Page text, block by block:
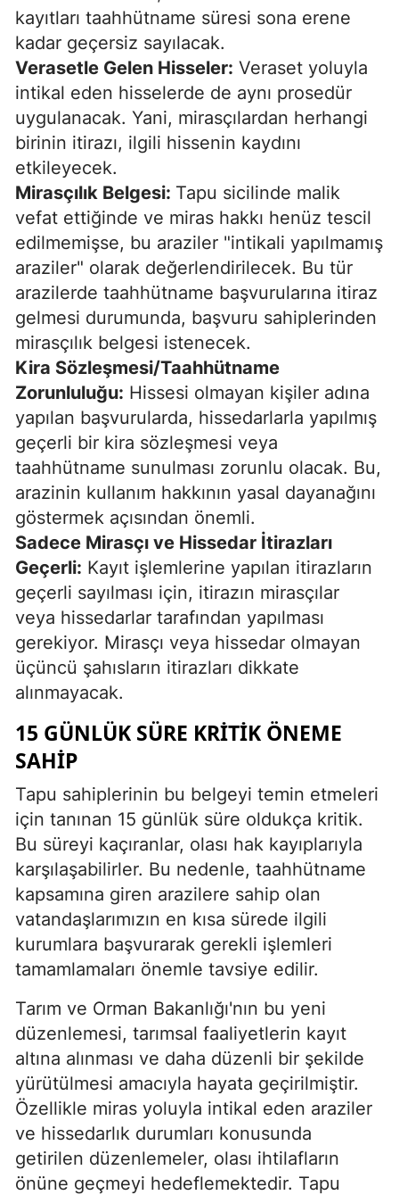
kayıtları taahhütname süresi sona erene
kadar geçersiz sayılacak.
Verasetle Gelen Hisseler: Veraset yoluyla
intikal eden hisselerde de aynı prosedür
uygulanacak. Yani, mirasçılardan herhangi
birinin itirazı, ilgili hissenin kaydını
etkileyecek.
Mirasçılık Belgesi: Tapu sicilinde malik
vefat ettiğinde ve miras hakkı henüz tescil
edilmemişse, bu araziler "intikali yapılmamış
araziler" olarak değerlendirilecek. Bu tür
arazilerde taahhütname başvurularına itiraz
gelmesi durumunda, başvuru sahiplerinden
mirasçılık belgesi istenecek.
Kira Sözleşmesi/Taahhütname
Zorunluluğu: Hissesi olmayan kişiler adına
yapılan başvurularda, hissedarlarla yapılmış
geçerli bir kira sözleşmesi veya
taahhütname sunulması zorunlu olacak. Bu,
arazinin kullanım hakkının yasal dayanağını
göstermek açısından önemli.
Sadece Mirasçı ve Hissedar İtirazları
Geçerli: Kayıt işlemlerine yapılan itirazların
geçerli sayılması için, itirazın mirasçılar
veya hissedarlar tarafından yapılması
gerekiyor. Mirasçı veya hissedar olmayan
üçüncü şahısların itirazları dikkate
alınmayacak.
15 GÜNLÜK SÜRE KRITIK ÖNEME
SAHIP
Tapu sahiplerinin bu belgeyi temin etmeleri
için tanınan 15 günlük süre oldukça kritik.
Bu süreyi kaçıranlar, olası hak kayıplarıyla
karşılaşabilirler. Bu nedenle, taahhütname
kapsamına giren arazilere sahip olan
vatandaşlarımızın en kısa sürede ilgili
kurumlara başvurarak gerekli işlemleri
tamamlamaları önemle tavsiye edilir.
Tarım ve Orman Bakanlığı'nın bu yeni
düzenlemesi, tarımsal faaliyetlerin kayıt
altına alınması ve daha düzenli bir şekilde
yürütülmesi amacıyla hayata geçirilmiştir.
Özellikle miras yoluyla intikal eden araziler
ve hissedarlık durumları konusunda
getirilen düzenlemeler, olası ihtilafların
önüne geçmeyi hedeflemektedir. Tapu